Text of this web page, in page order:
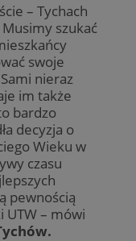
– Tychach
szukać
swoje
nieraz
im także
bardzo
decyzja o
Wieku w
czasu
pewnością
UTW – mówi